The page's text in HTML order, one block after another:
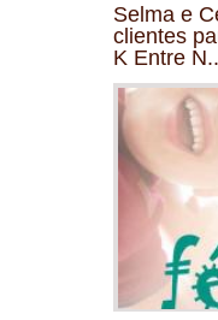
Selma e
clientes
K Entre